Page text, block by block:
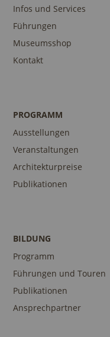
Infos und Services
Führungen
Museumsshop
Kontakt
PROGRAMM
Ausstellungen
Veranstaltungen
Architekturpreise
Publikationen
BILDUNG
Programm
Führungen und Touren
Publikationen
Ansprechpartner